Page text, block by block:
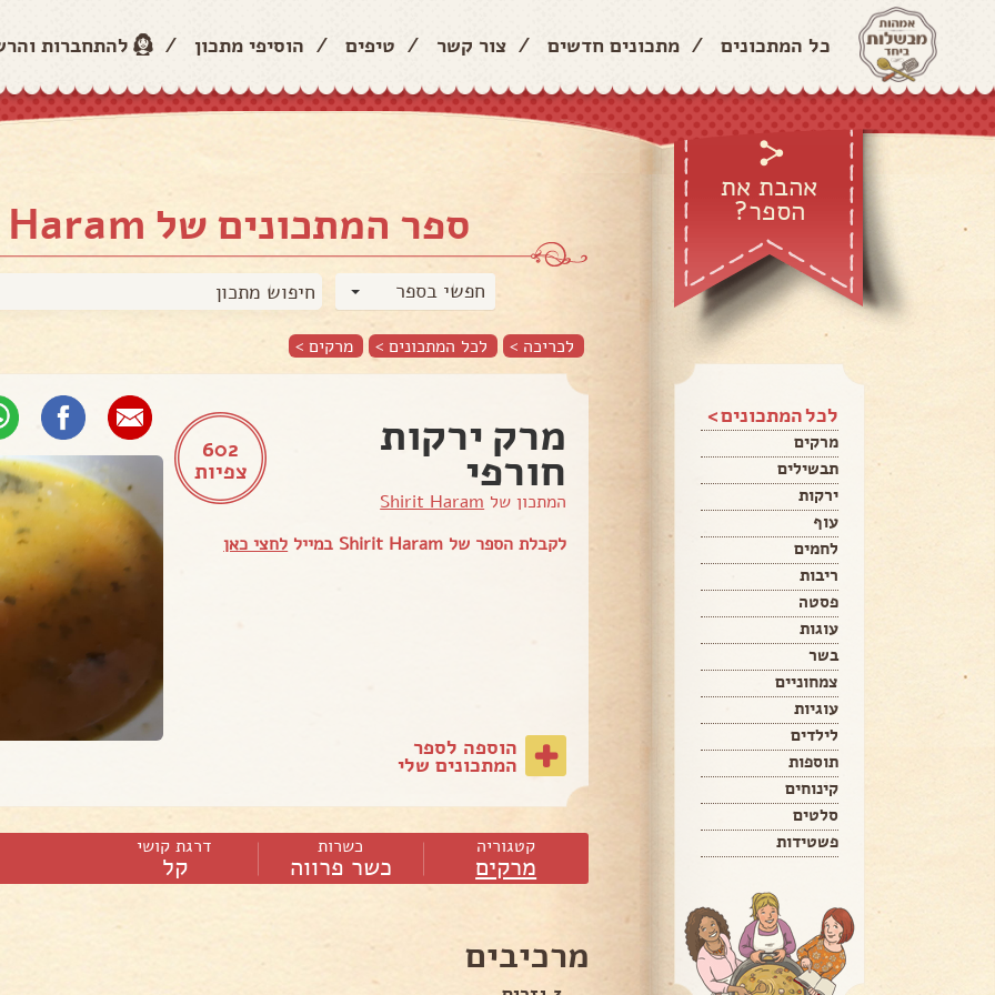
כל המתכונים / מתכונים חדשים / צור קשר / טיפים / הוסיפי מתכון / להתחברות
אהבת את
הספר?
לכל המתכונים >
מרקים
תבשילים
ירקות
עוף
לחמים
ריבות
פסטה
עוגות
בשר
צמחוניים
עוגיות
לילדים
תוספות
קינוחים
סלטים
פשטידות
ספר המתכונים של Shirit Haram
חפשי בספר
לכריכה > לכל המתכונים > מרקים >
602
צפיות
מרק ירקות
חורפי
המתכון של Shirit Haram
לקבלת הספר של Shirit Haram במייל
לחצי כאן
הוספה לספר
המתכונים שלי
קטגוריה
מרקים
כשרות
כשר פרווה
דרגת קושי
קל
מרכיבים